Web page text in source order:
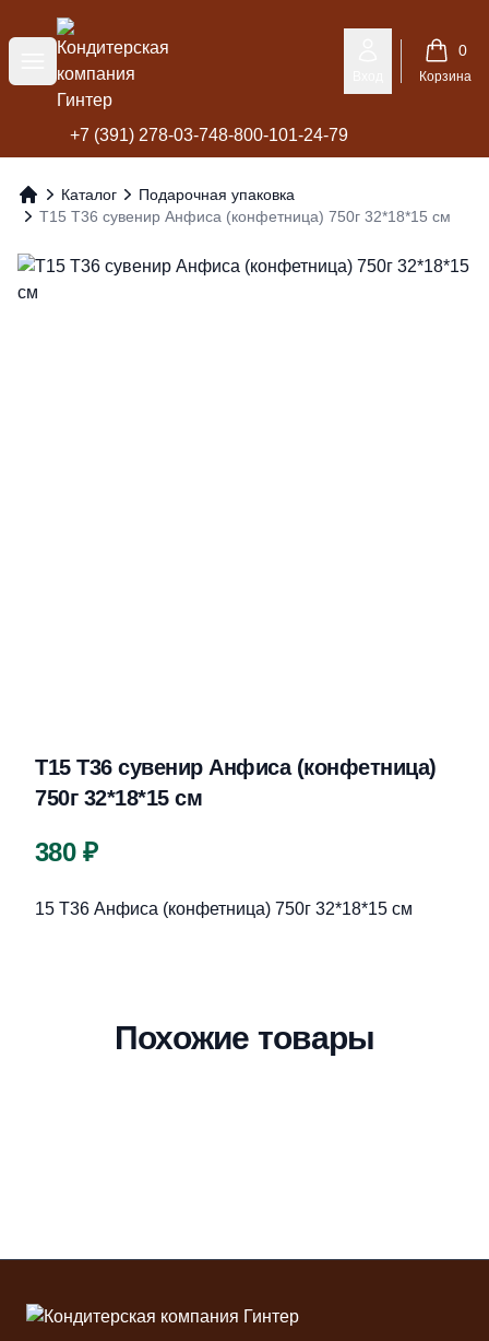
Меню
Кондитерская компания Гинтер
0
Корзина
+7 (391) 278-03-748-800-101-24-79
Главная
Каталог
Подарочная упаковка
Т15 Т36 сувенир Анфиса (конфетница) 750г 32*18*15 см
Т15 Т36 сувенир Анфиса (конфетница)
750г 32*18*15 см
380 ₽
Описание
15 Т36 Анфиса (конфетница) 750г 32*18*15 см
Похожие товары